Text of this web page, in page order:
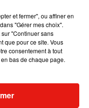
fait son retour
et en pleine...
la tracklist de
et fermer", ou affiner en
"Gérer mes choix".
"Continuer sans
que pour ce site. Vous
consentement à tout
bas de chaque page.